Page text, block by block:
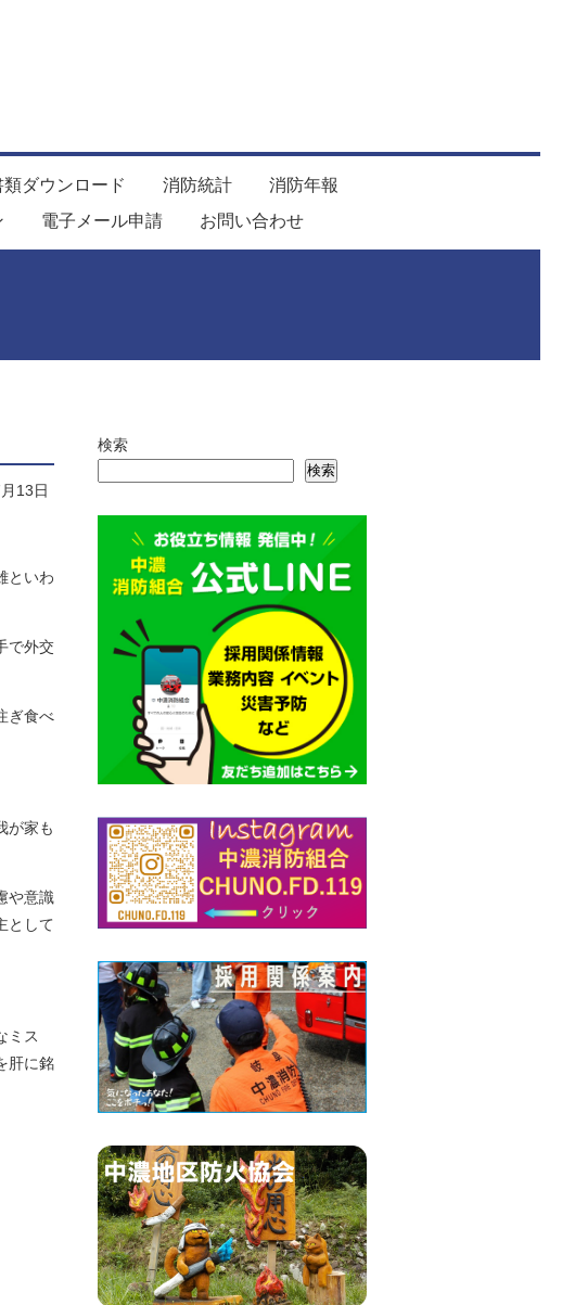
類ダウンロード 消防統計
消防年報
電子メール申請 お問い合わせ
13日
といわ
で外交
ぎ食べ
が家も
や意識
として
ミス
肝に銘
検索
検索